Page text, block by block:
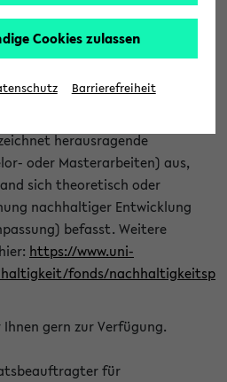
mit Ihrer Abschlussarbeit beim
Bitte nutzen Sie für Ihre
https://formulare.uni-
form/provide/913/>. Die
herausragende
oder Masterarbeiten) aus,
sich theoretisch oder
nachhaltiger Entwicklung
befasst. Weitere
https://www.uni-
fonds/nachhaltigkeitsp
gern zur Verfügung.
für
Cookies zulassen
Barrierefreiheit